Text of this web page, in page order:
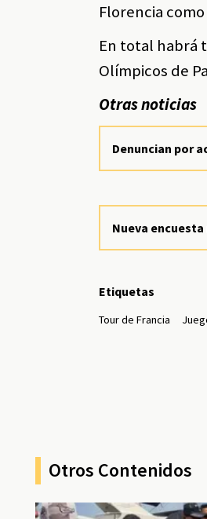
Florencia
En total habrá
Olímpicos de
Otras noticias
Denuncian por
Nueva
Etiquetas
Tour de Francia
Otros Contenidos